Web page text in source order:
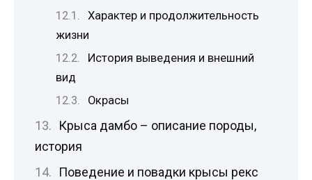
Характер и продолжительность
жизни
История выведения и внешний
вид
Окрасы
Крыса дамбо – описание породы,
история
Поведение и повадки крысы рекс